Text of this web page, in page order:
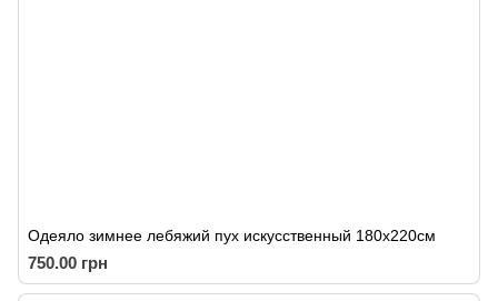
Одеяло зимнее лебяжий пух искусственный 180х220см
750.00 грн